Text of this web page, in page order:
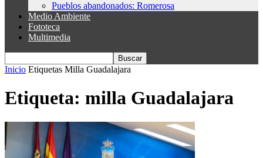
Pueblos abandonados: Romerosa
Medio Ambiente
Fototeca
Multimedia
Inicio Etiquetas Milla Guadalajara
Etiqueta: milla Guadalajara